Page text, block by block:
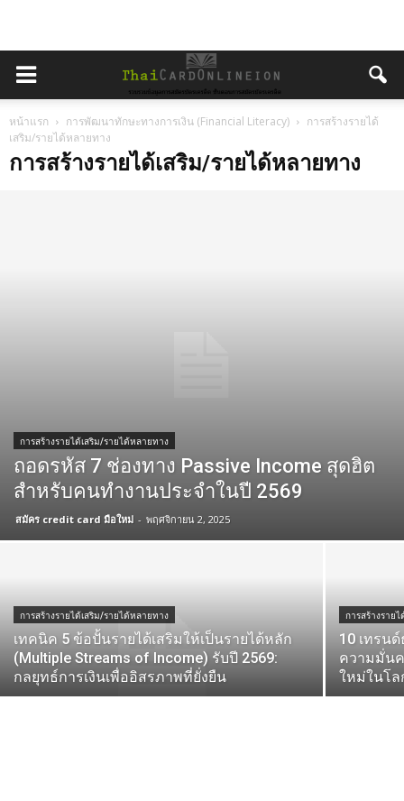
หน้าแรก การพัฒนาทักษะทางการเงิน (Financial Literacy)
การสร้างรายได้
เสริม/รายได้หลายทาง
การสร้างรายได้เสริม/รายได้หลายทาง
การสร้างรายได้เสริม/รายได้หลายทาง
ถอดรหัส 7 ช่องทาง Passive Income สุดฮิต
สำหรับคนทำงานประจำในปี 2569
สมัคร credit card มือใหม่ - พฤศจิกายน 2, 2025
การสร้างรายได้เสริม/รายได้หลายทาง
เทคนิค 5 ข้อปั้นรายได้เสริมให้เป็นรายได้หลัก
(Multiple Streams of Income) รับปี 2569:
กลยุทธ์การเงินเพื่ออิสรภาพที่ยั่งยืน
การสร้างราย
10 เทรน
ความมั่น
ใหม่ในโ